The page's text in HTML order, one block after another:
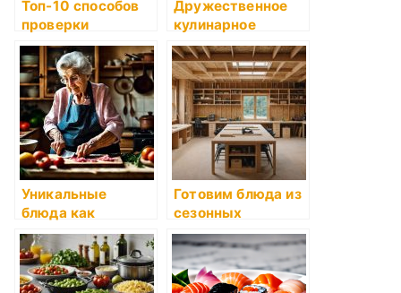
Топ-10 способов
проверки
свежести
продуктов
Дружественное
кулинарное
движение: что
это?
Уникальные
блюда как
результат
экспериментов
Готовим блюда из
сезонных
продуктов